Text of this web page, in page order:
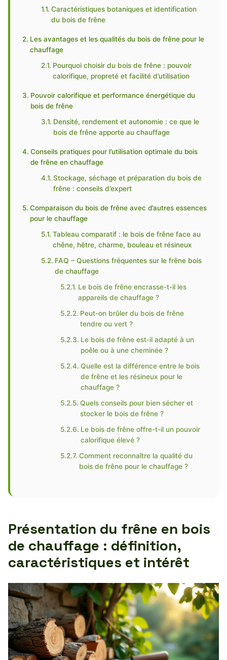
Caractéristiques botaniques et identification
du bois de frêne
Les avantages et les qualités du bois de frêne pour le
chauffage
Pourquoi choisir du bois de frêne : pouvoir
calorifique, propreté et facilité d’utilisation
Pouvoir calorifique et performance énergétique du
bois de frêne
Densité, rendement et autonomie : ce que le
bois de frêne apporte au chauffage
Conseils pratiques pour l’utilisation optimale du bois
de frêne en chauffage
Stockage, séchage et préparation du bois de
frêne : conseils d’expert
Comparaison du bois de frêne avec d’autres essences
pour le chauffage
Tableau comparatif : le bois de frêne face au
chêne, hêtre, charme, bouleau et résineux
FAQ – Questions fréquentes sur le frêne bois
de chauffage
Le bois de frêne encrasse-t-il les
appareils de chauffage ?
Peut-on brûler du bois de frêne
tendre ou vert ?
Le bois de frêne est-il adapté à un
poêle ou à une cheminée ?
Quelle est la différence entre le bois
de frêne et les résineux pour le
chauffage ?
Quels conseils pour bien sécher et
stocker le bois de frêne ?
Le bois de frêne offre-t-il un pouvoir
calorifique élevé ?
Comment reconnaître la qualité du
bois de frêne pour le chauffage ?
Présentation du frêne en bois
de chauffage : définition,
caractéristiques et intérêt